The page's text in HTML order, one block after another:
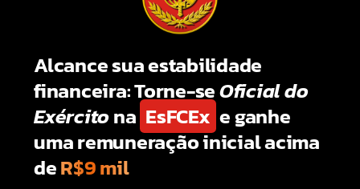
Alcance sua estabilidade
financeira: Torne-seOficial do
Exércitona EsFCEx e ganhe
uma remuneração inicial acima
deR$9 mil